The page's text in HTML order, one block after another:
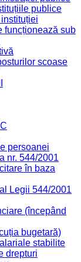
publice
funcționează sub
scoase
persoanei
nr. 544/2001
în baza
Legii 544/2001
(începând
bugetară)
stabilite
drepturi